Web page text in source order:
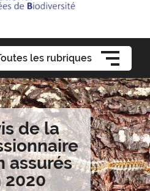
les rubriques
de la
assurés
2020